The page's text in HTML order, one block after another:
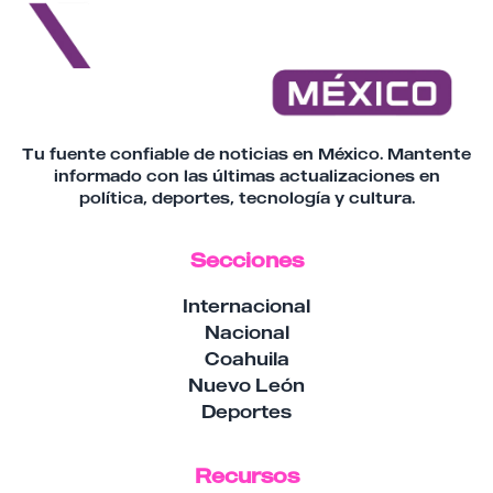
Tu fuente confiable de noticias en México. Mantente
informado con las últimas actualizaciones en
política, deportes, tecnología y cultura.
Secciones
Internacional
Nacional
Coahuila
Nuevo León
Deportes
Recursos